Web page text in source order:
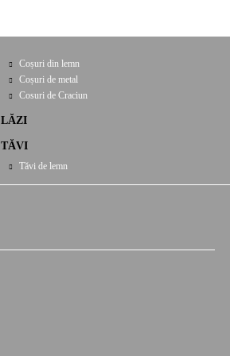
Coșuri din lemn
Coșuri de metal
Cosuri de Craciun
LĂZI
TĂVI
Tăvi de lemn